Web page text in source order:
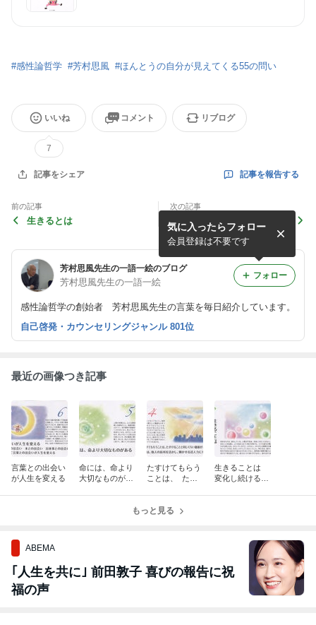
#感性論哲学 #芳村思風 #ほんとうの自分が見えてくる55の問い
いいね
7
コメント リブログ
記事をシェア 記事を報告する
前の記事
生きるとは
次の記事
揺れ動く心に愛がある
芳村思風先生の一語一絵のブログ
芳村思風先生の一語一絵
感性論哲学の創始者 芳村思風先生の言葉を毎日紹介しています。
気に入ったらフォロー
会員登録は不要です
フォロー
自己啓発・カウンセリングジャンル 801位
最近の画像つき記事
言葉との出会い
が人生を変える
命には、命より
大切なものがあ
たすけてもらう
ことは、 たす
る
生きることは
変化し続けるこ
もっと見る
ABEMA
｢人生を共に｣ 前田敦子 喜びの報告に祝
福の声